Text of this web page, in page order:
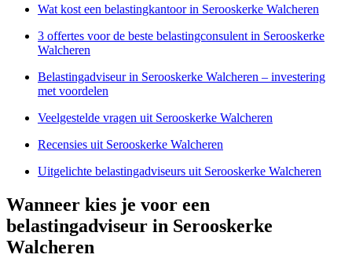
Wat kost een belastingkantoor in Serooskerke Walcheren
3 offertes voor de beste belastingconsulent in Serooskerke
Walcheren
Belastingadviseur in Serooskerke Walcheren – investering
met voordelen
Veelgestelde vragen uit Serooskerke Walcheren
Recensies uit Serooskerke Walcheren
Uitgelichte belastingadviseurs uit Serooskerke Walcheren
Wanneer kies je voor een
belastingadviseur in Serooskerke
Walcheren